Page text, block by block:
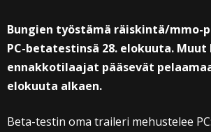
Bungien työstämä räiskintä/mmo-
PC-betatestinsä 28. elokuuta. Muut
ennakkotilaajat pääsevät
elokuuta alkaen.
Beta-testin oma traileri mehustelee